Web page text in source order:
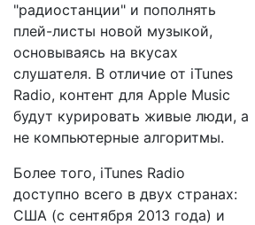
"радиостанции" и пополнять
плей-листы новой музыкой,
основываясь на вкусах
слушателя. В отличие от iTunes
Radio, контент для Apple Music
будут курировать живые люди, а
не компьютерные алгоритмы.
Более того, iTunes Radio
доступно всего в двух странах:
США (с сентября 2013 года) и